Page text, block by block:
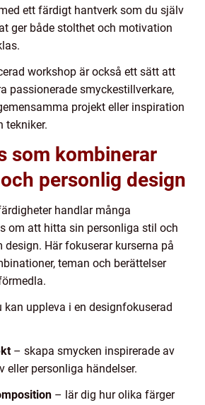
ett färdigt hantverk som du själv
ger både stolthet och motivation
workshop är också ett sätt att
passionerade smyckestillverkare,
projekt eller inspiration
tekniker.
som kombinerar
personlig design
handlar många
om att hitta sin personliga stil och
design. Här fokuserar kurserna på
teman och berättelser
kan uppleva i en designfokuserad
– skapa smycken inspirerade av
eller personliga händelser.
– lär dig hur olika färger